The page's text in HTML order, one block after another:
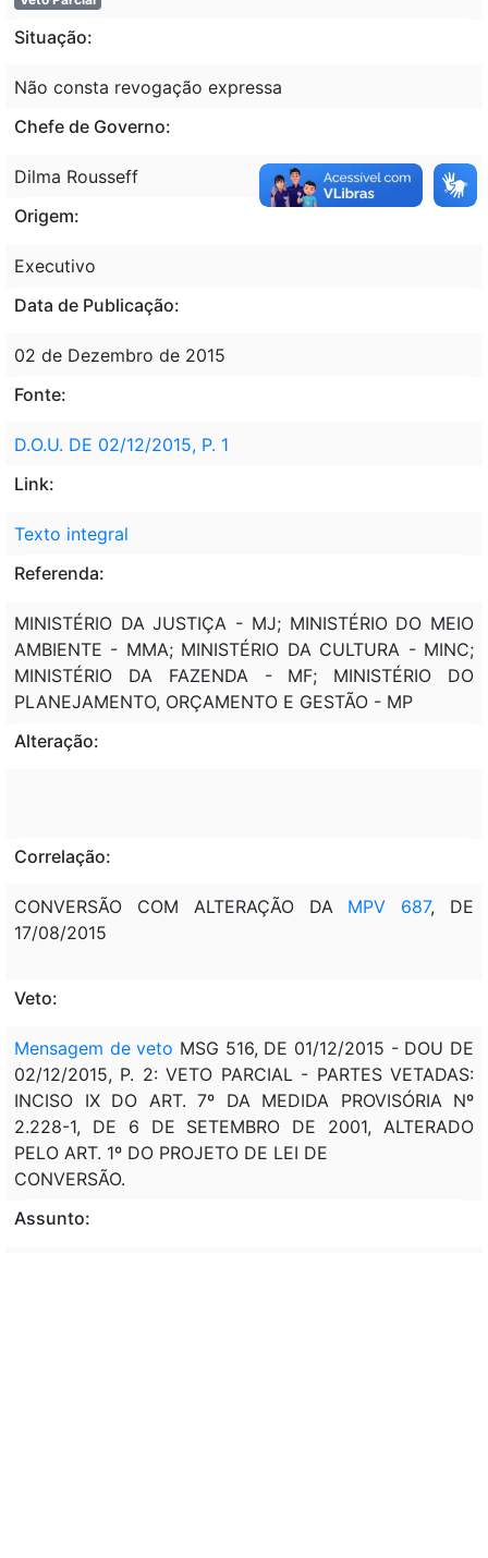
Situação:
Não consta revogação expressa
Chefe de Governo:
Dilma Rousseff
Origem:
Executivo
Data de Publicação:
02 de Dezembro de 2015
Fonte:
D.O.U. DE 02/12/2015, P. 1
Link:
Texto integral
Referenda:
MINISTÉRIO DA JUSTIÇA - MJ; MINISTÉRIO DO MEIO
AMBIENTE - MMA; MINISTÉRIO DA CULTURA - MINC;
MINISTÉRIO DA FAZENDA - MF; MINISTÉRIO DO
PLANEJAMENTO, ORÇAMENTO E GESTÃO - MP
Alteração:
Correlação:
CONVERSÃO COM ALTERAÇÃO DA MPV 687, DE
17/08/2015
Veto:
Mensagem de veto MSG 516, DE 01/12/2015 - DOU DE
02/12/2015, P. 2: VETO PARCIAL - PARTES VETADAS:
INCISO IX DO ART. 7º DA MEDIDA PROVISÓRIA Nº
2.228-1, DE 6 DE SETEMBRO DE 2001, ALTERADO
PELO ART. 1º DO PROJETO DE LEI DE
CONVERSÃO.
Assunto: